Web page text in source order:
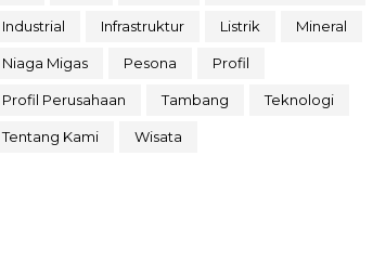
Industrial Infrastruktur Listrik Mineral
Niaga Migas Pesona Profil
Profil Perusahaan Tambang Teknologi
Tentang Kami Wisata